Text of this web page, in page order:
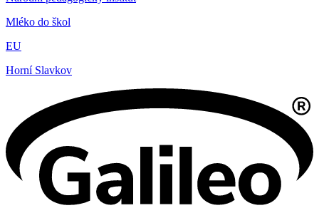
Mléko do škol
EU
Horní Slavkov